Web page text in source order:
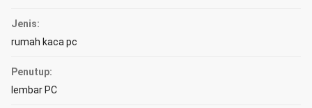
Jenis:
rumah kaca pc
Penutup:
lembar PC